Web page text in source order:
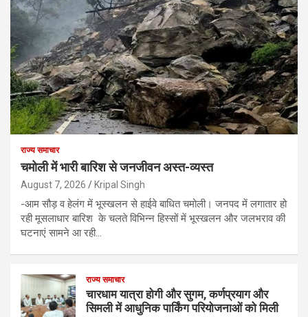
राज्य समाचार
चमोली में भारी बारिश से जनजीवन अस्त-व्यस्त
August 7, 2026 Kripal Singh
-आम सौड़ व हेलंग में भूस्खलन से हाईवे बाधित चमोली। जनपद में लगातार हो
रही मूसलाधार बारिश के चलते विभिन्न हिस्सों में भूस्खलन और जलभराव की
घटनाएं सामने आ रही…
राज्य समाचार
चारधाम यात्रा होगी और सुगम, कर्णप्रयाग और
सिमली में आधुनिक पार्किंग परियोजनाओं को मिली